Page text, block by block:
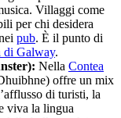
Villaggi come
per chi desidera
pub. È il punto di
di Galway.
Nella Contea
offre un mix
di turisti, la
viva la lingua